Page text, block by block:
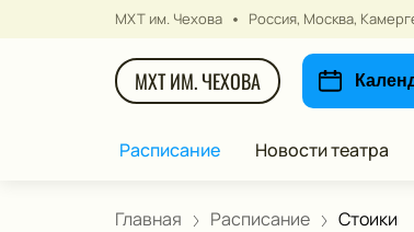
МХТ им. Чехова Россия, Москва,
МХТ ИМ. ЧЕХОВА
Расписание Новости театра
Главная Расписание Стоики